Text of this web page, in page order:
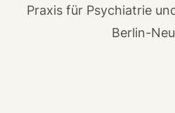
Praxis für Psychiatrie
Berlin-